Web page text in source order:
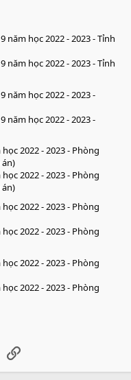
học 2022 - 2023 - Tỉnh
học 2022 - 2023 - Tỉnh
năm học 2022 - 2023 -
năm học 2022 - 2023 -
2022 - 2023 - Phòng
án)
2022 - 2023 - Phòng
án)
2022 - 2023 - Phòng
2022 - 2023 - Phòng
2022 - 2023 - Phòng
2022 - 2023 - Phòng
Link